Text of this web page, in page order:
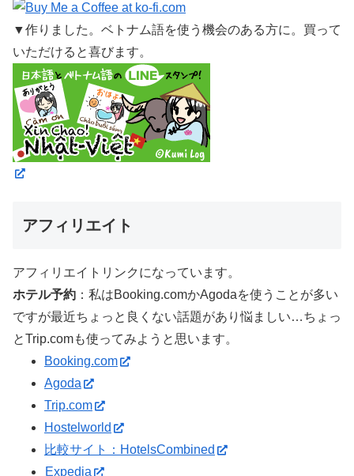
▼作りました。ベトナム語を使う機会のある方に。買って
いただけると喜びます。
アフィリエイト
アフィリエイトリンクになっています。
ホテル予約 ：私はBooking.comかAgodaを使うことが多い
ですが最近ちょっと良くない話題があり悩ましい…ちょっ
とTrip.comも使ってみようと思います。
Booking.com
Agoda
Trip.com
Hostelworld
比較サイト：HotelsCombined
Expedia